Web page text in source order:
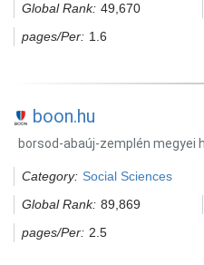
Global Rank: 49,670
pages/Per: 1.6
boon.hu
borsod-abaúj-zemplén megyei
Category: Social Sciences
Global Rank: 89,869
pages/Per: 2.5